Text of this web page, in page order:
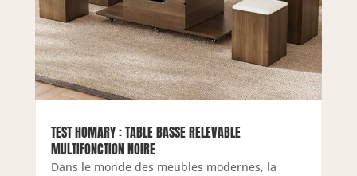
TEST HOMARY : TABLE BASSE RELEVABLE
MULTIFONCTION NOIRE
Dans le monde des meubles modernes, la